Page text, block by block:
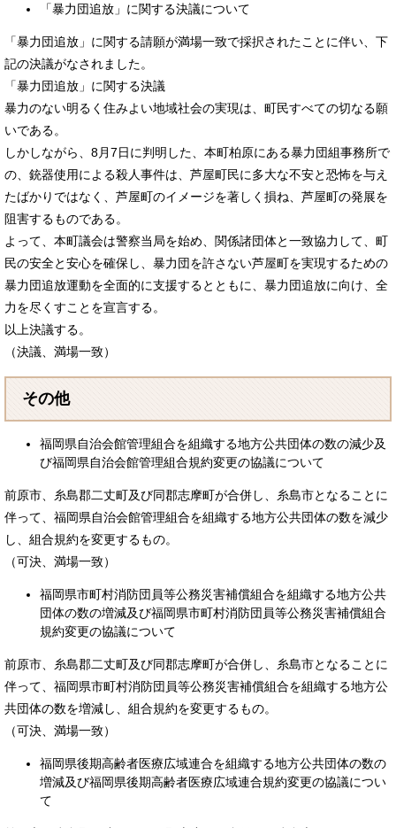
「暴力団追放」に関する決議について
「暴力団追放」に関する請願が満場一致で採択されたことに伴い、下
記の決議がなされました。
「暴力団追放」に関する決議
暴力のない明るく住みよい地域社会の実現は、町民すべての切なる願
いである。
しかしながら、8月7日に判明した、本町柏原にある暴力団組事務所で
の、銃器使用による殺人事件は、芦屋町民に多大な不安と恐怖を与え
たばかりではなく、芦屋町のイメージを著しく損ね、芦屋町の発展を
阻害するものである。
よって、本町議会は警察当局を始め、関係諸団体と一致協力して、町
民の安全と安心を確保し、暴力団を許さない芦屋町を実現するための
暴力団追放運動を全面的に支援するとともに、暴力団追放に向け、全
力を尽くすことを宣言する。
以上決議する。
（決議、満場一致）
その他
福岡県自治会館管理組合を組織する地方公共団体の数の減少及
び福岡県自治会館管理組合規約変更の協議について
前原市、糸島郡二丈町及び同郡志摩町が合併し、糸島市となることに
伴って、福岡県自治会館管理組合を組織する地方公共団体の数を減少
し、組合規約を変更するもの。
（可決、満場一致）
福岡県市町村消防団員等公務災害補償組合を組織する地方公共
団体の数の増減及び福岡県市町村消防団員等公務災害補償組合
規約変更の協議について
前原市、糸島郡二丈町及び同郡志摩町が合併し、糸島市となることに
伴って、福岡県市町村消防団員等公務災害補償組合を組織する地方公
共団体の数を増減し、組合規約を変更するもの。
（可決、満場一致）
福岡県後期高齢者医療広域連合を組織する地方公共団体の数の
増減及び福岡県後期高齢者医療広域連合規約変更の協議につい
て